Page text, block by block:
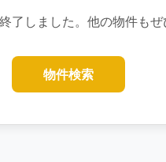
了しました。他の物件もぜ
物件検索